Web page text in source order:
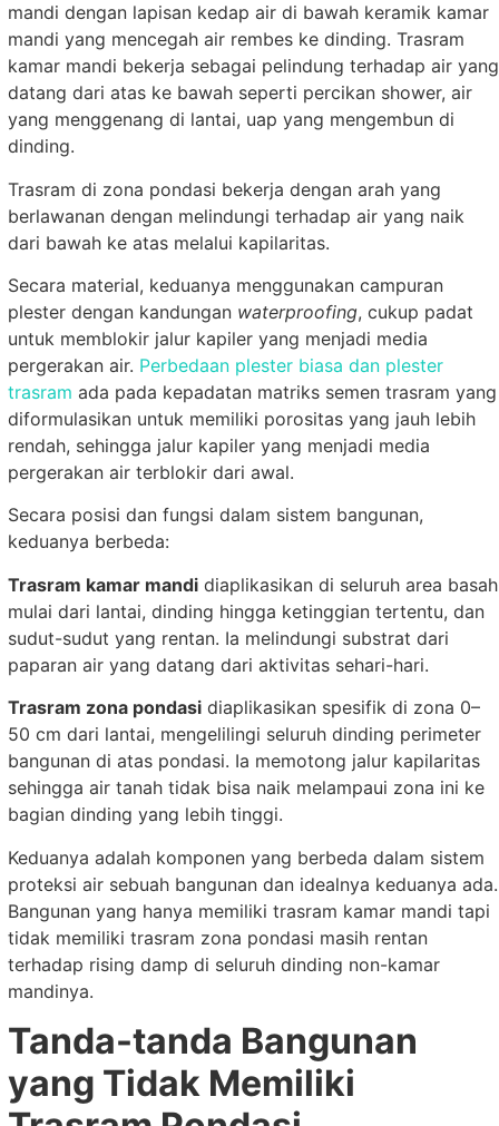
mandi dengan lapisan kedap air di bawah keramik kamar
mandi yang mencegah air rembes ke dinding. Trasram
kamar mandi bekerja sebagai pelindung terhadap air yang
datang dari atas ke bawah seperti percikan shower, air
yang menggenang di lantai, uap yang mengembun di
dinding.
Trasram di zona pondasi bekerja dengan arah yang
berlawanan dengan melindungi terhadap air yang naik
dari bawah ke atas melalui kapilaritas.
Secara material, keduanya menggunakan campuran
plester dengan kandungan waterproofing, cukup padat
untuk memblokir jalur kapiler yang menjadi media
pergerakan air. Perbedaan plester biasa dan plester
trasram ada pada kepadatan matriks semen trasram yang
diformulasikan untuk memiliki porositas yang jauh lebih
rendah, sehingga jalur kapiler yang menjadi media
pergerakan air terblokir dari awal.
Secara posisi dan fungsi dalam sistem bangunan,
keduanya berbeda:
Trasram kamar mandi diaplikasikan di seluruh area basah
mulai dari lantai, dinding hingga ketinggian tertentu, dan
sudut-sudut yang rentan. Ia melindungi substrat dari
paparan air yang datang dari aktivitas sehari-hari.
Trasram zona pondasi diaplikasikan spesifik di zona 0–
50 cm dari lantai, mengelilingi seluruh dinding perimeter
bangunan di atas pondasi. Ia memotong jalur kapilaritas
sehingga air tanah tidak bisa naik melampaui zona ini ke
bagian dinding yang lebih tinggi.
Keduanya adalah komponen yang berbeda dalam sistem
proteksi air sebuah bangunan dan idealnya keduanya ada.
Bangunan yang hanya memiliki trasram kamar mandi tapi
tidak memiliki trasram zona pondasi masih rentan
terhadap rising damp di seluruh dinding non-kamar
mandinya.
Tanda-tanda Bangunan
yang Tidak Memiliki